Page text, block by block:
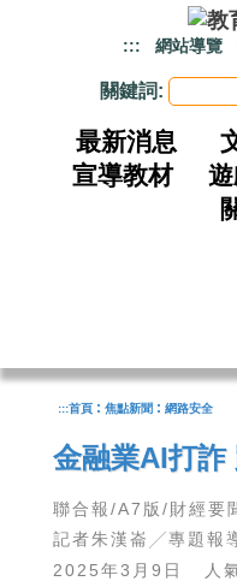
::: 網站導覽
關鍵詞:
最新消息
宣導教材
:::首頁 : 焦點新聞 : 網路安全
金融業AI打詐
聯合報/A7版/財經要
記者朱漢崙╱專題報
2025年3月9日 人